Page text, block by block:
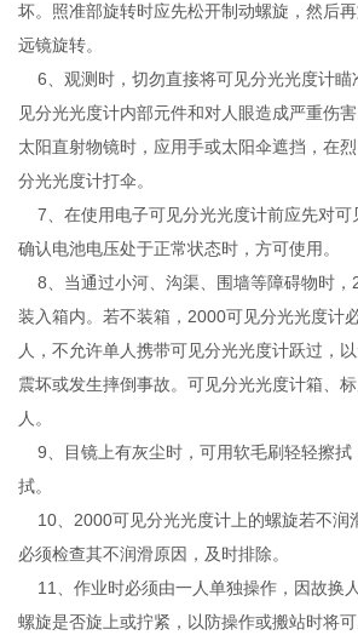
坏。照准部旋转时应先松开制动螺旋，然后
远镜旋转。
6、观测时，切勿直接将可见分光光度计瞄
见分光光度计内部元件和对人眼造成严重伤
太阳直射物镜时，应用手或太阳伞遮挡，在
分光光度计打伞。
7、在使用电子可见分光光度计前应先对可
确认电池电压处于正常状态时，方可使用。
8、当通过小河、沟渠、围墙等障碍物时，
装入箱内。若不装箱，2000可见分光光度计
人，不允许单人携带可见分光光度计跃过，
震坏或发生摔倒事故。可见分光光度计箱、
人。
9、目镜上有灰尘时，可用软毛刷轻轻擦拭
拭。
10、2000可见分光光度计上的螺旋若不润
必须检查其不润滑原因，及时排除。
11、作业时必须由一人单独操作，因故换
螺旋是否旋上或拧紧，以防操作或搬站时将可